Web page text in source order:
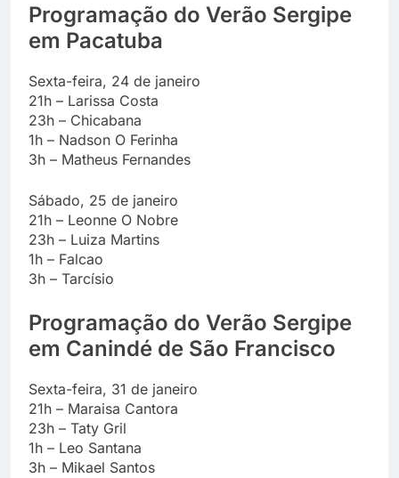
Programação do Verão Sergipe
em Pacatuba
Sexta-feira, 24 de janeiro
21h – Larissa Costa
23h – Chicabana
1h – Nadson O Ferinha
3h – Matheus Fernandes
Sábado, 25 de janeiro
21h – Leonne O Nobre
23h – Luiza Martins
1h – Falcao
3h – Tarcísio
Programação do Verão Sergipe
em Canindé de São Francisco
Sexta-feira, 31 de janeiro
21h – Maraisa Cantora
23h – Taty Gril
1h – Leo Santana
3h – Mikael Santos